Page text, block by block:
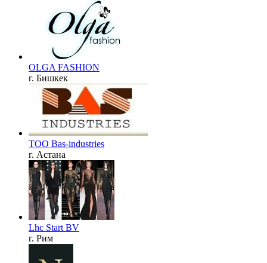
OLGA FASHION
г. Бишкек
ТОО Bas-industries
г. Астана
Lhc Start BV
г. Рим